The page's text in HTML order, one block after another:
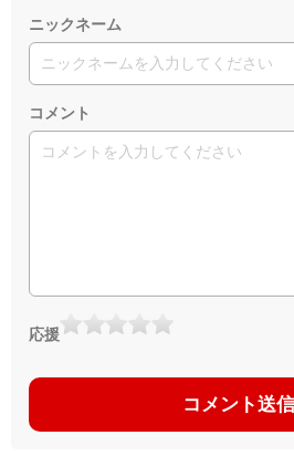
ニックネーム
コメント
応援
コメント送信